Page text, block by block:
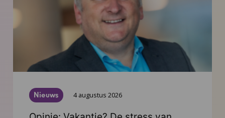
Nieuws 4 augustus 2026